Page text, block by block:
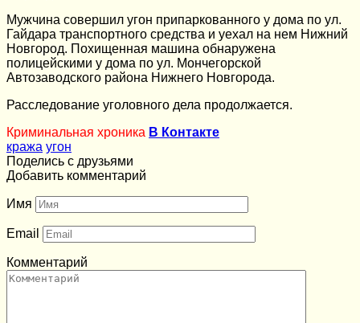
Мужчина совершил угон припаркованного у дома по ул.
Гайдара транспортного средства и уехал на нем Нижний
Новгород. Похищенная машина обнаружена
полицейскими у дома по ул. Мончегорской
Автозаводского района Нижнего Новгорода.
Расследование уголовного дела продолжается.
Криминальная хроника В Контакте
кража угон
Поделись с друзьями
Добавить комментарий
Имя
Email
Комментарий